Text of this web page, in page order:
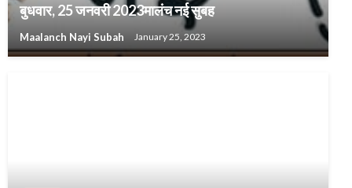
बुधवार, 25 जनवरी 2023मालंच नई सुबह
Maalanch Nayi Subah January 25, 2023